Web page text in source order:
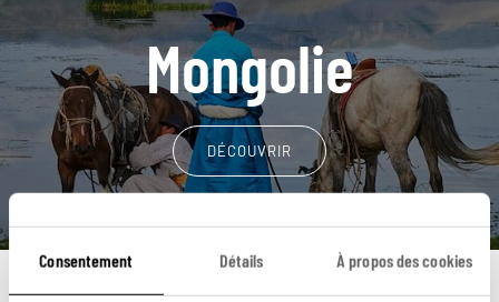
Consentement Détails À propos des cookies
Mongolie
DÉCOUVRIR